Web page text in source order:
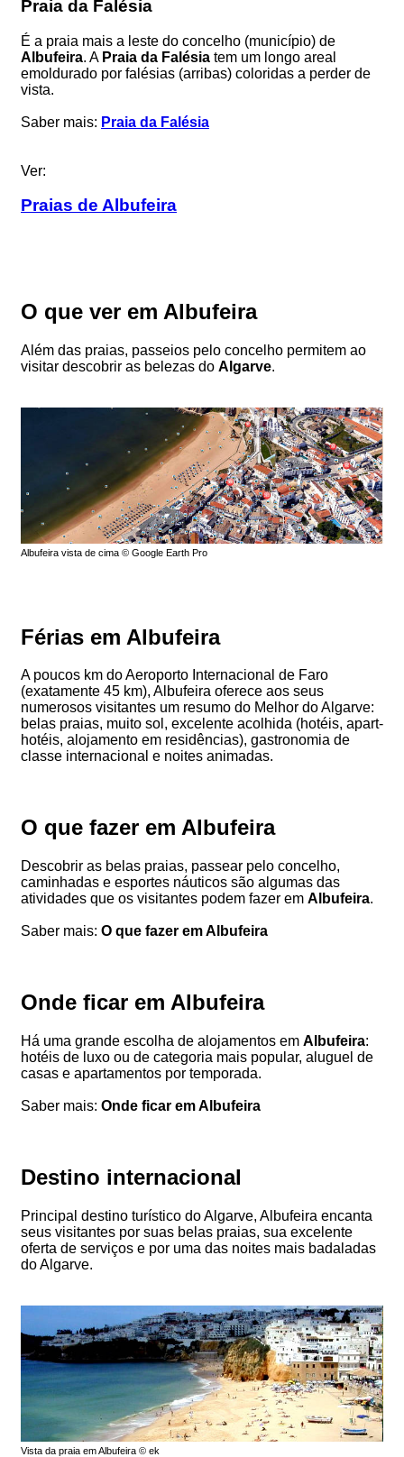
Praia da Falésia
É a praia mais a leste do concelho (município) de
Albufeira. A Praia da Falésia tem um longo areal
emoldurado por falésias (arribas) coloridas a perder de
vista.
Saber mais: Praia da Falésia
Ver:
Praias de Albufeira
O que ver em Albufeira
Além das praias, passeios pelo concelho permitem ao
visitar descobrir as belezas do Algarve.
Albufeira vista de cima © Google Earth Pro
Férias em Albufeira
A poucos km do Aeroporto Internacional de Faro
(exatamente 45 km), Albufeira oferece aos seus
numerosos visitantes um resumo do Melhor do Algarve:
belas praias, muito sol, excelente acolhida (hotéis, apart-
hotéis, alojamento em residências), gastronomia de
classe internacional e noites animadas.
O que fazer em Albufeira
Descobrir as belas praias, passear pelo concelho,
caminhadas e esportes náuticos são algumas das
atividades que os visitantes podem fazer em Albufeira.
Saber mais: O que fazer em Albufeira
Onde ficar em Albufeira
Há uma grande escolha de alojamentos em Albufeira:
hotéis de luxo ou de categoria mais popular, aluguel de
casas e apartamentos por temporada.
Saber mais: Onde ficar em Albufeira
Destino internacional
Principal destino turístico do Algarve, Albufeira encanta
seus visitantes por suas belas praias, sua excelente
oferta de serviços e por uma das noites mais badaladas
do Algarve.
Vista da praia em Albufeira © ek